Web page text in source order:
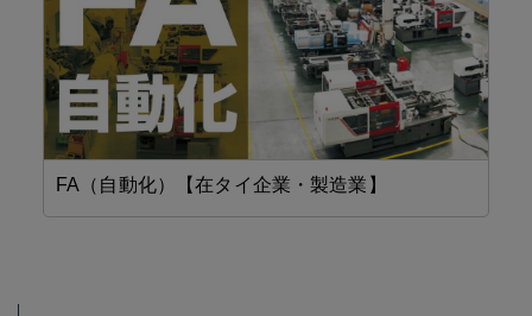
FA（自動化）【在タイ企業・製造業】